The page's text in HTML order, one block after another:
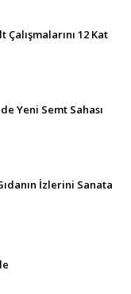
Çalışmalarını 12 Kat
Yeni Semt Sahası
İzlerini Sanata